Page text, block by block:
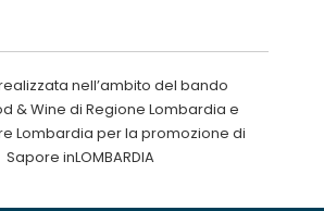
nell’ambito del bando
& Wine di Regione Lombardia e
Lombardia per la promozione di
Sapore inLOMBARDIA